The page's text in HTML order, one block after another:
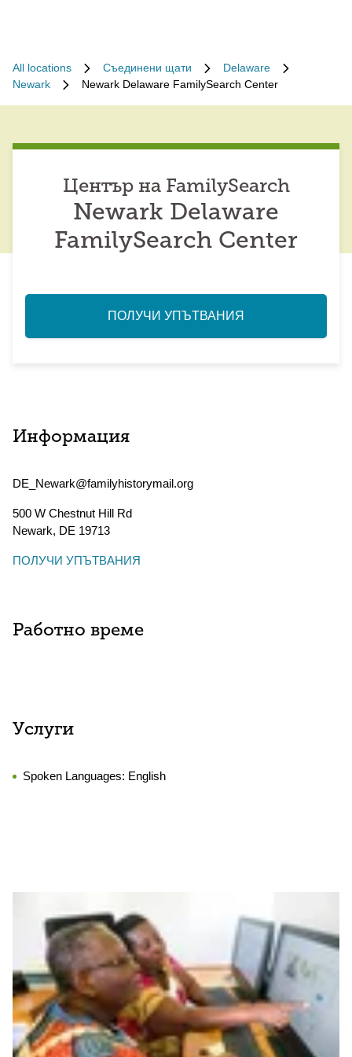
All locations Съединени щати
Delaware
Newark
Newark Delaware FamilySearch Center
Център на FamilySearch
Newark Delaware
FamilySearch Center
ПОЛУЧИ УПЪТВАНИЯ
Информация
DE_Newark@familyhistorymail.org
500 W Chestnut Hill Rd
Newark, DE 19713
ПОЛУЧИ УПЪТВАНИЯ
Работно време
Услуги
Spoken Languages: English